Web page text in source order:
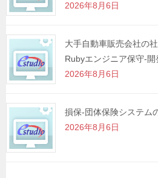
2026年8月6日
大手自動車販売会社の
Rubyエンジニア保守-開
2026年8月6日
損保-団体保険システム
2026年8月6日